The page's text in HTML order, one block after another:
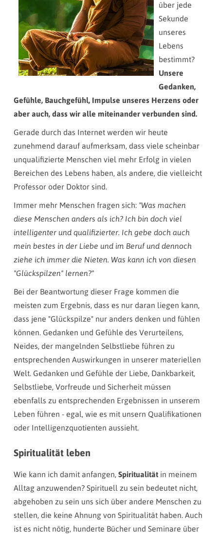
über jede
Sekunde
unseres
Lebens
bestimmt?
Unsere
Gedanken,
Gefühle, Bauchgefühl, Impulse unseres Herzens oder
aber auch, dass wir alle miteinander verbunden sind.
Gerade durch das Internet werden wir heute
zunehmend darauf aufmerksam, dass viele scheinbar
unqualifizierte Menschen viel mehr Erfolg in vielen
Bereichen des Lebens haben, als andere, die vielleicht
Professor oder Doktor sind.
Immer mehr Menschen fragen sich: "Was machen
diese Menschen anders als ich? Ich bin doch viel
intelligenter und qualifizierter. Ich gebe doch auch
mein bestes in der Liebe und im Beruf und dennoch
ziehe ich immer die Nieten. Was kann ich von diesen
"Glückspilzen" lernen?"
Bei der Beantwortung dieser Frage kommen die
meisten zum Ergebnis, dass es nur daran liegen kann,
dass jene "Glückspilze" nur anders denken und fühlen
können. Gedanken und Gefühle des Verurteilens,
Neides, der mangelnden Selbstliebe führen zu
entsprechenden Auswirkungen in unserer materiellen
Welt. Gedanken und Gefühle der Liebe, Dankbarkeit,
Selbstliebe, Vorfreude und Sicherheit müssen
ebenfalls zu entsprechenden Ergebnissen in unserem
Leben führen - egal, wie es mit unsern Qualifikationen
oder Intelligenzquotienten aussieht.
Spiritualität leben
Wie kann ich damit anfangen, Spiritualität in meinem
Alltag anzuwenden? Spirituell zu sein bedeutet nicht,
abgehoben zu sein uns sich über andere Menschen zu
stellen, die keine Ahnung von Spiritualität haben. Auch
ist es nicht nötig, hunderte Bücher und Seminare über